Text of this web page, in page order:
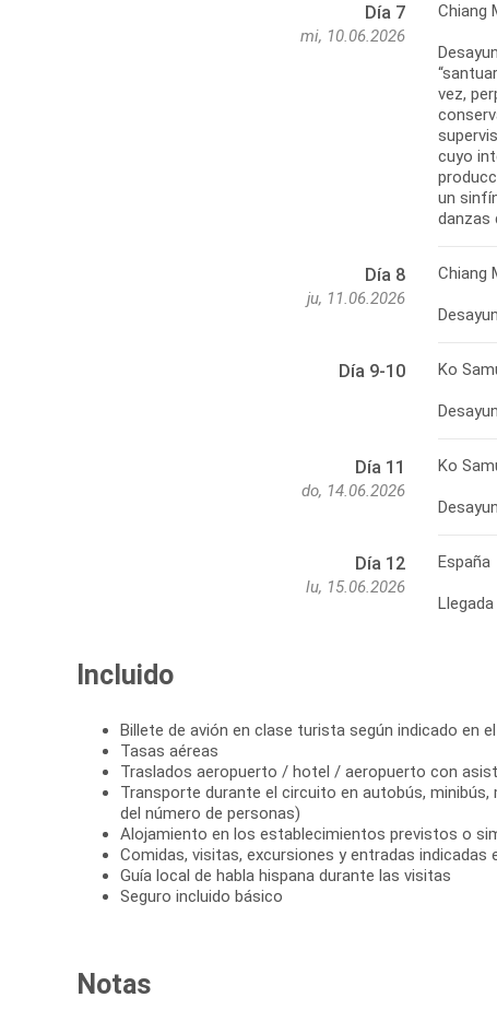
Día 7
mi, 10.06.2026
Chiang
vez,
cuyo
un
danzas
Día 8
ju, 11.06.2026
Chiang
Día 9-10 Ko
Día 11
do, 14.06.2026
Ko
Día 12
lu, 15.06.2026
España
Incluido
Billete de avión en clase turista según indicado en
Tasas aéreas
Traslados aeropuerto / hotel / aeropuerto con
Transporte durante el circuito en autobús, minibús,
del número de personas)
Alojamiento en los establecimientos previstos o
Comidas, visitas, excursiones y entradas indicadas
Guía local de habla hispana durante las visitas
Seguro incluido básico
Notas